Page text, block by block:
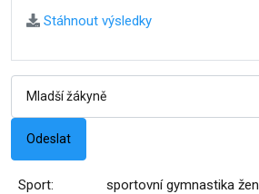
Stáhnout výsledky
Sport: sportovní gymnastika žen